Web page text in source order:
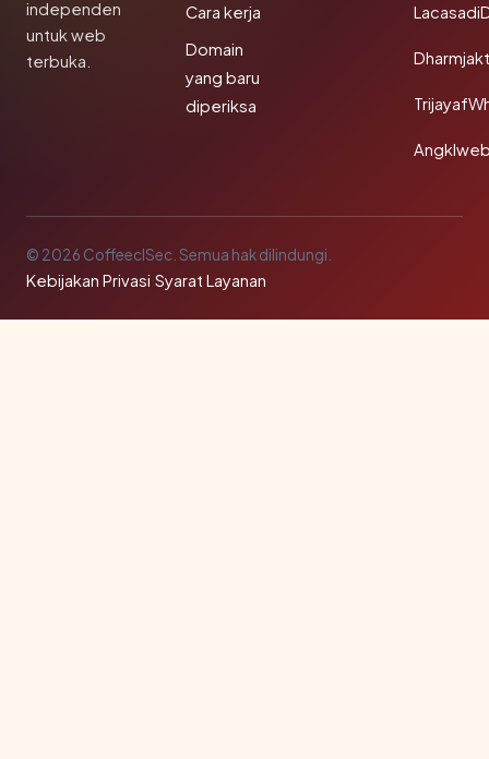
independen
untuk web
terbuka.
Cara kerja
Domain
yang baru
diperiksa
© 2026 CoffeeclSec. Semua hak dilindungi.
Kebijakan Privasi·Syarat Layanan